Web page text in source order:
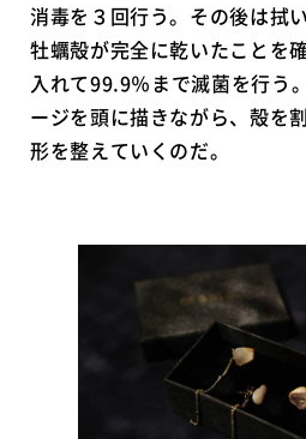
消毒を３回行う。その後は拭
牡蠣殻が完全に乾いたことを
入れて99.9％まで滅菌を行う
ージを頭に描きながら、殻を
形を整えていくのだ。